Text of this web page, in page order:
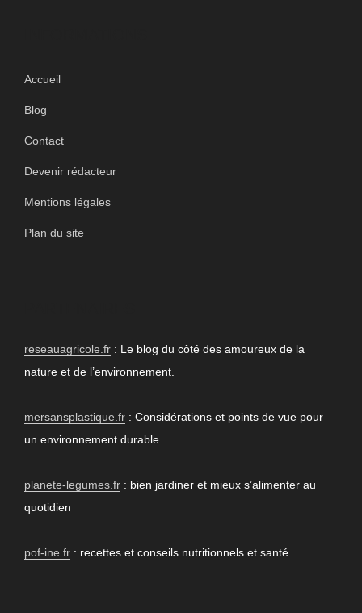
Accueil
Blog
Contact
Devenir rédacteur
Mentions légales
Plan du site
reseauagricole.fr : Le blog du côté des amoureux de la
nature et de l’environnement.
mersansplastique.fr : Considérations et points de vue pour
un environnement durable
planete-legumes.fr : bien jardiner et mieux s’alimenter au
quotidien
pof-ine.fr : recettes et conseils nutritionnels et santé